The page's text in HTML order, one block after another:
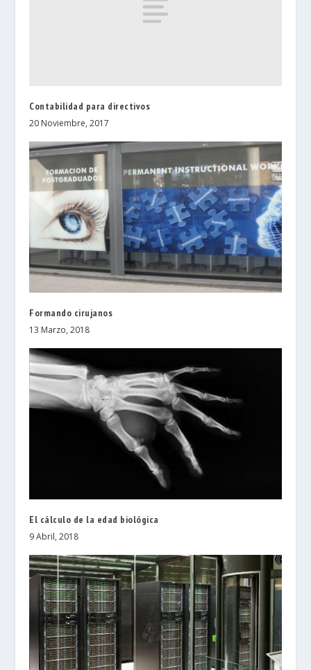
Contabilidad para directivos
20 Noviembre, 2017
Formando cirujanos
13 Marzo, 2018
El cálculo de la edad biológica
9 Abril, 2018